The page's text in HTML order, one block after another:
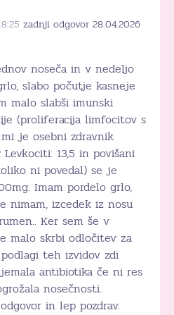
zadnji odgovor 28.04.2026
noseča in v nedeljo
slabo počutje kasneje
malo slabši imunski
(proliferacija limfocitov s
mi je osebni zdravnik
13,5 in povišani
ni povedal) se je
Imam pordelo grlo,
nimam, izcedek iz nosu
Ker sem še v
malo skrbi odločitev za
teh izvidov zdi
antibiotika če ni res
nosečnosti.
in lep pozdrav.